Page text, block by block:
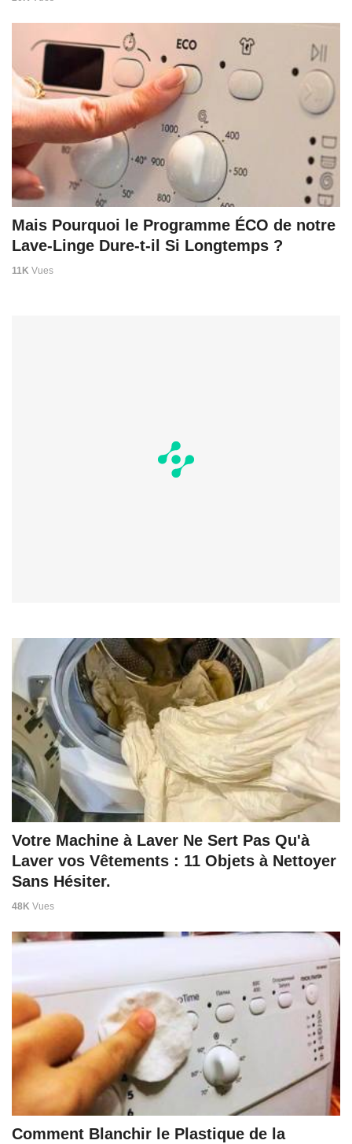
Mais Pourquoi le Programme ÉCO de notre
Lave-Linge Dure-t-il Si Longtemps ?
11K Vues
Votre Machine à Laver Ne Sert Pas Qu'à
Laver vos Vêtements : 11 Objets à Nettoyer
Sans Hésiter.
48K Vues
Comment Blanchir le Plastique de la